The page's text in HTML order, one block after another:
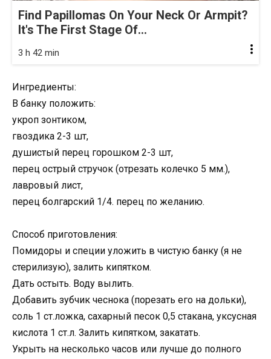
Find Papillomas On Your Neck Or Armpit?
It's The First Stage Of...
3 h 42 min
Ингредиенты:
В банку положить:
укроп зонтиком,
гвоздика 2-3 шт,
душистый перец горошком 2-3 шт,
перец острый стручок (отрезать колечко 5 мм.),
лавровый лист,
перец болгарский 1/4. перец по желанию.
Способ приготовления:
Помидоры и специи уложить в чистую банку (я не
стерилизую), залить кипятком.
Дать остыть. Воду вылить.
Добавить зубчик чеснока (порезать его на дольки),
соль 1 ст.ложка, сахарный песок 0,5 стакана, уксусная
кислота 1 ст.л. Залить кипятком, закатать.
Укрыть на несколько часов или лучше до полного